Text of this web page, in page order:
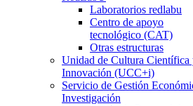
Laboratorios redlabu
Centro de apoyo
tecnológico (CAT)
Otras estructuras
Unidad de Cultura Científica
Innovación (UCC+i)
Servicio de Gestión
Investigación